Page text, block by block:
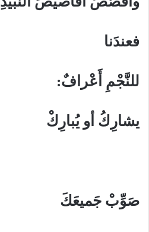
فعندَنا
للنَّجْمِ أَعْرافٌ:
يشارِكُ أو يُبارِكْ
صَوِّبْ جَميعَكَ